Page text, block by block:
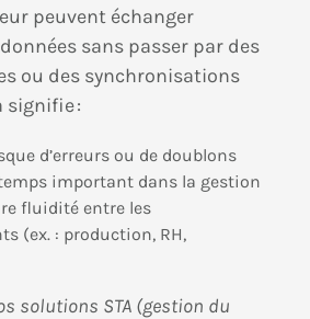
peuvent échanger
sans passer par des
ou des synchronisations
signifie :
d’erreurs ou de doublons
important dans la gestion
fluidité entre les
(ex. : production, RH,
solutions STA (gestion du